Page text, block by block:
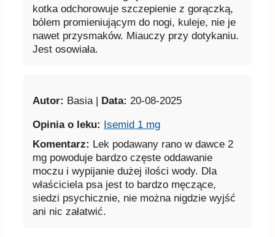
kotka odchorowuje szczepienie z gorączką,
bólem promieniującym do nogi, kuleje, nie je
nawet przysmaków. Miauczy przy dotykaniu.
Jest osowiała.
Autor: Basia | Data: 20-08-2025
Opinia o leku:
Isemid 1 mg
Komentarz: Lek podawany rano w dawce 2
mg powoduje bardzo częste oddawanie
moczu i wypijanie dużej ilości wody. Dla
właściciela psa jest to bardzo męczące,
siedzi psychicznie, nie można nigdzie wyjść
ani nic załatwić.